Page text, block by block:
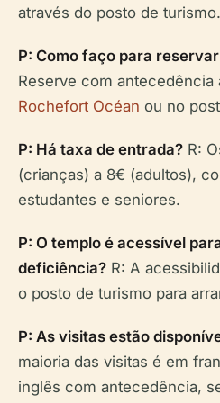
através do posto de turismo.
P: Como faço para
Reserve com antecedência
Rochefort Océan ou no
P: Há taxa de entrada? R:
(crianças) a 8€ (adultos),
estudantes e seniores.
P: O templo é acessível
deficiência? R: A
o posto de turismo para
P: As visitas estão
maioria das visitas é em
inglês com antecedência,